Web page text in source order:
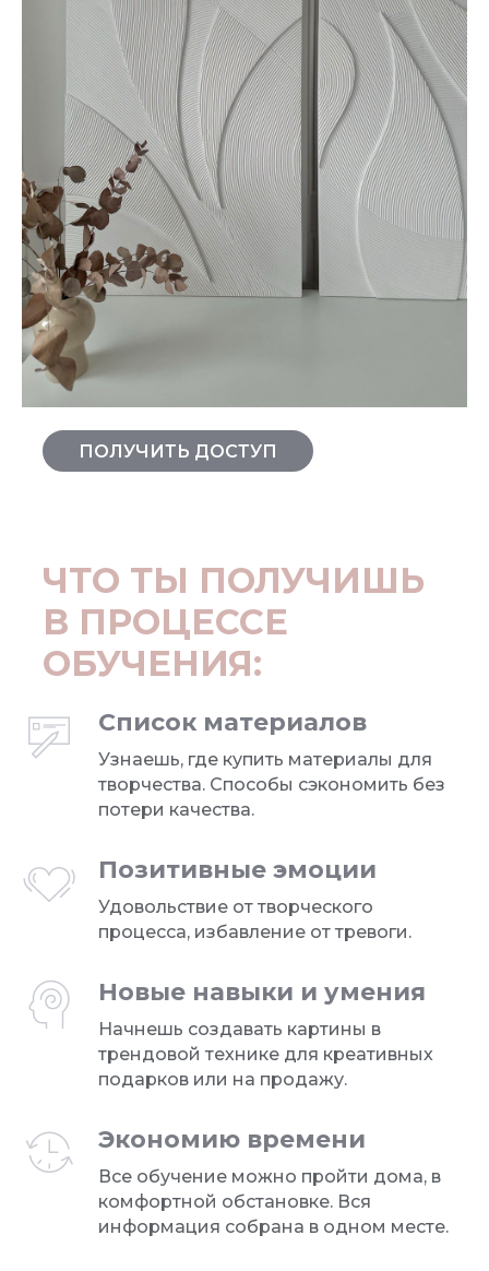
ПОЛУЧИТЬ ДОСТУП
ЧТО ТЫ ПОЛУЧИШЬ
В ПРОЦЕССЕ
ОБУЧЕНИЯ:
Список материалов
Узнаешь, где купить материалы для
творчества. Способы сэкономить без
потери качества.
Позитивные эмоции
Удовольствие от творческого
процесса, избавление от тревоги.
Новые навыки и умения
Начнешь создавать картины в
трендовой технике для креативных
подарков или на продажу.
Экономию времени
Все обучение можно пройти дома, в
комфортной обстановке. Вся
информация собрана в одном месте.